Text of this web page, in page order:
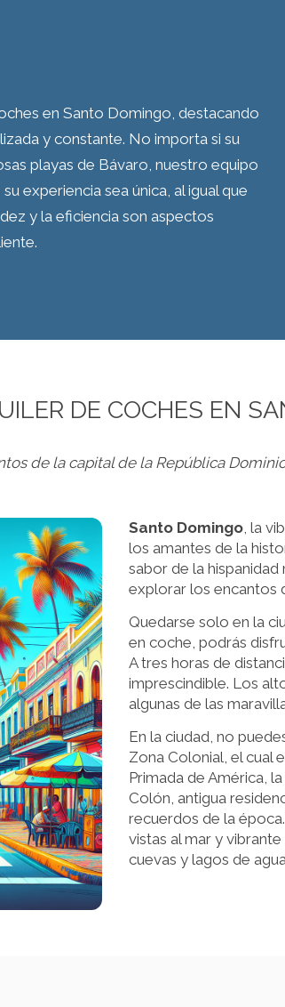
en Santo Domingo, destacando
y constante. No importa si su
playas de Bávaro, nuestro equipo
experiencia sea única, al igual que
y la eficiencia son aspectos
DE COCHES EN
de la capital de la República
Santo Domingo, la
los amantes de la
sabor de la
explorar los encantos
Quedarse solo en la
en coche, podrás
A tres horas de
imprescindible. Los
algunas de las
En la ciudad, no
Zona Colonial, el cual
Primada de América,
Colón, antigua
recuerdos de la
vistas al mar y
cuevas y lagos de